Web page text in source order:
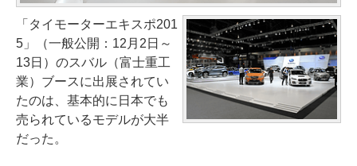
「タイモーターエキスポ201
5」（一般公開：12月2日～
13日）のスバル（富士重工
業）ブースに出展されてい
たのは、基本的に日本でも
売られているモデルが大半
だった。